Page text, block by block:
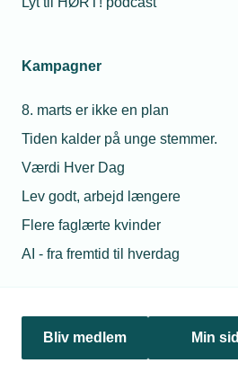
Kampagner
8. marts er ikke en plan
Tiden kalder på unge stemmer.
Værdi Hver Dag
Lev godt, arbejd længere
Flere faglærte kvinder
AI - fra fremtid til hverdag
Bliv medlem Min
lyder det fra TEKNIQ.
07. januar 2026
Færre konkurser i 2025: Det